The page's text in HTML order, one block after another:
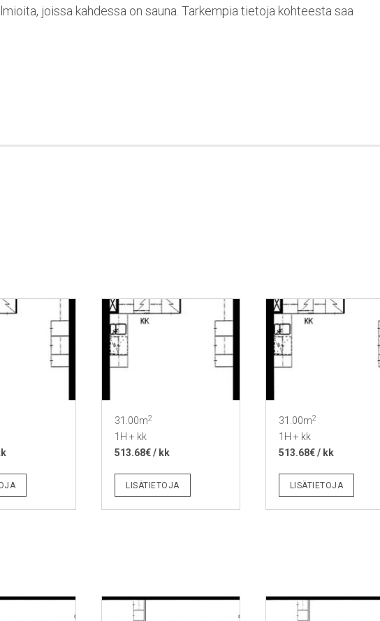
joissa kahdessa on sauna. Tarkempia tietoja kohteesta saa
31.00m2
1H + kk
513.68€ / kk
LISÄTIETOJA
31.00m2
1H + kk
513.68€ / kk
LISÄTIETOJA